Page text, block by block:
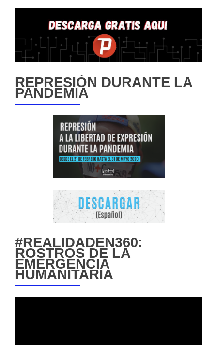
REPRESIÓN DURANTE LA
PANDEMIA
#REALIDADEN360:
ROSTROS DE LA
EMERGENCIA
HUMANITARIA